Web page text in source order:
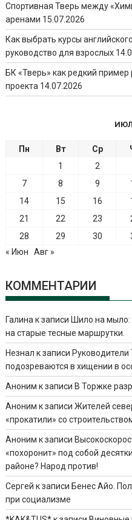
Спортивная Тверь между
аренами 15.07.2026
Как выбрать курсы
руководство для взрослых
БК «Тверь» как редкий пример
проекта 14.07.2026
Пн Вт Ср
1
2
7
8 9
14
15 16
21
22 23
28
29 30
« Июн
Авг »
КОММЕНТАРИИ
Галина к записи Шило на мыло:
на старые тесные маршрутки.
Незнал к записи Руководители
подозреваются в хищении в
Аноним к записи В Торжке
Аноним к записиЖителей
«прокатили» со
Аноним к записи
«похоронит» под собой
районе? Народ против!
Сергей к записи Бенес Айо.
при социализме